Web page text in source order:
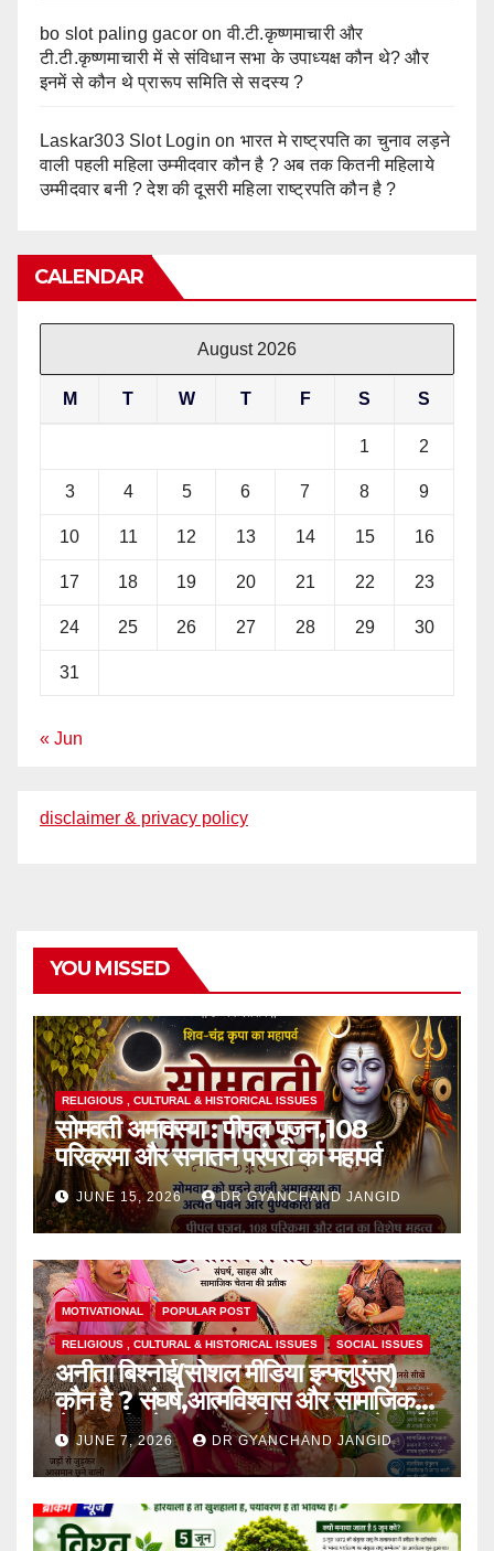
bo slot paling gacor onवी.टी.कृष्णमाचारी और
टी.टी.कृष्णमाचारी में से संविधान सभा के उपाध्यक्ष कौन थे? और
इनमें से कौन थे प्रारूप समिति से सदस्य ?
Laskar303 Slot Login on भारत मे राष्ट्रपति का चुनाव लड़ने
वाली पहली महिला उम्मीदवार कौन है ? अब तक कितनी महिलाये
उम्मीदवार बनी ? देश की दूसरी महिला राष्ट्रपति कौन है ?
CALENDAR
August 2026
M T W T F S S
1 2
3 4 5 6 7 8 9
10 11 12 13 14 15 16
17 18 19 20 21 22 23
24 25 26 27 28 29 30
31
« Jun
disclaimer & privacy policy
YOU MISSED
RELIGIOUS , CULTURAL & HISTORICAL ISSUES
सोमवती अमावस्या : पीपल पूजन,108
परिक्रमा और सनातन परंपरा का महापर्व
JUNE 15, 2026 DR GYANCHAND JANGID
MOTIVATIONAL POPULAR POST
RELIGIOUS , CULTURAL & HISTORICAL ISSUES SOCIAL ISSUES
अनीता बिश्नोई(सोशल मीडिया इन्फ्लुएंसर)
कौन है ? संघर्ष,आत्मविश्वास और सामाजिक
चेतना की प्रेरक,हाल ही में एक घटना से आई
चर्चा में,
JUNE 7, 2026 DR GYANCHAND JANGID